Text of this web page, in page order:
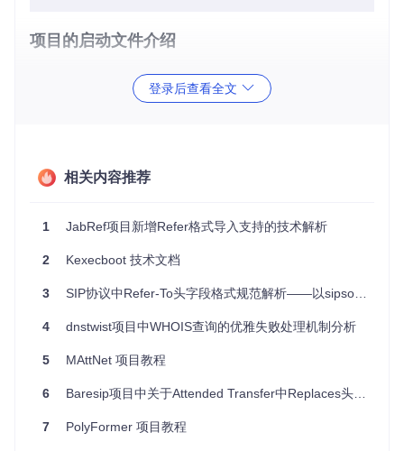
项目的启动文件介绍
main.py
是项目的主启动文件，它扮演着核心控制中心
初始化应用程序环境，如设置日志记录器。
创建应用程序实例，这可能涉及到框架的初始化（如使用 Fl
配置路由和处理请求的逻辑。
献管理服务。
项目的配置文件介绍
核心配置文件 -settings.ini
位于
config/settings.ini的配置文件是管理应用行为的
登录后查看全文
相关内容推荐
1 JabRef项目新增Refer格式导入支持的技术解析
2 Kexecboot 技术文档
3 SIP协议中Refer-To头字段格式规范解析——以sipsorcery项目为例
4 dnstwist项目中WHOIS查询的优雅失败处理机制分析
5 MAttNet 项目教程
6 Baresip项目中关于Attended Transfer中Replaces头域缺失标签问题的分析与修复
7 PolyFormer 项目教程